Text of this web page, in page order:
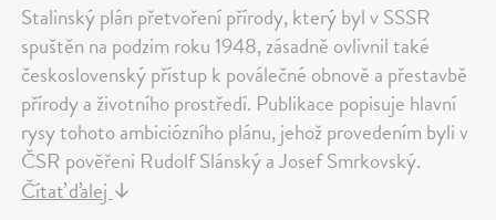
Stalinský plán přetvoření přírody, který byl v SSSR
spuštěn na podzim roku 1948, zásadně ovlivnil také
československý přístup k poválečné obnově a přestavbě
přírody a životního prostředí. Publikace popisuje hlavní
rysy tohoto ambiciózního plánu, jehož provedením byli v
ČSR pověřeni Rudolf Slánský a Josef Smrkovský.
Čítať ďalej↓